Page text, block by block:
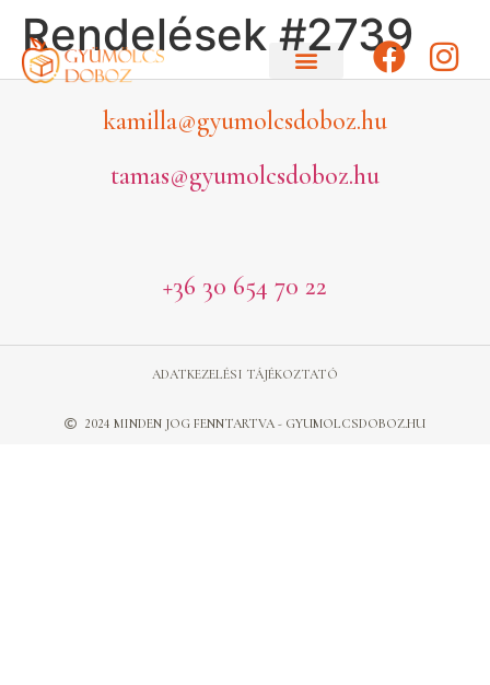
Rendelések #2739
kamilla@gyumolcsdoboz.hu
tamas@gyumolcsdoboz.hu
+36 30 654 70 22
2024 MINDEN JOG FENNTARTVA - GYUMOLCSDOBOZ.HU
ADATKEZELÉSI TÁJÉKOZTATÓ